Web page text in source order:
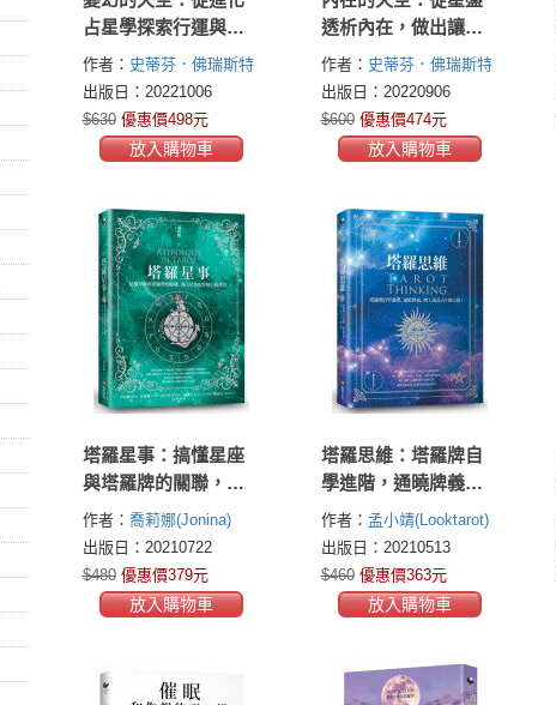
占星學探索行運與推
運，創造自己的未來
作者： 史蒂芬．佛瑞斯特
(Steven Forrest)
出版日：20221006
$630 優惠價498元
放入購物車
透析內在，做出讓生
命豐饒的明智抉擇
作者： 史蒂芬．佛瑞斯特
(Steven Forrest)
出版日：20220906
$600 優惠價474元
放入購物車
塔羅星事：搞懂星座
與塔羅牌的關聯，從
占星角度理解自我覺
察
作者： 喬莉娜(Jonina)
出版日：20210722
$480 優惠價379元
放入購物車
塔羅思維：塔羅牌自
學進階，通曉牌義，
踏上成為占卜師之
路！
作者： 孟小靖(Looktarot)
出版日：20210513
$460 優惠價363元
放入購物車